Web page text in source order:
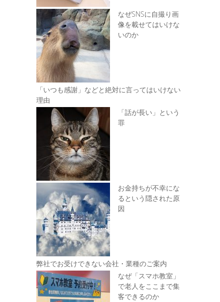
なぜSNSに自撮り画
像を載せてはいけな
いのか
「いつも感謝」などと絶対に言ってはいけない
理由
「話が長い」という
罪
お金持ちが不幸にな
るという隠された原
因
弊社でお受けできない会社・業種のご案内
なぜ「スマホ教室」
で老人をここまで集
客できるのか